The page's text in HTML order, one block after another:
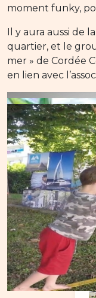
moment funky,
Il y aura aussi de
quartier, et le
mer » de Cordée
en lien avec
Distribution/
La